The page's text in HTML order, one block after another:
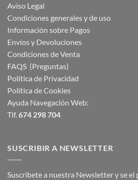
Aviso Legal
Condiciones generales y de uso
Información sobre Pagos
Envíos y Devoluciones
Condiciones de Venta
FAQS (Preguntas)
Politica de Privacidad
Política de Cookies
Ayuda Navegación Web:
Tlf. 674 298 704
SUSCRIBIR A NEWSLETTER
Suscribete a nuestra Newsletter y se